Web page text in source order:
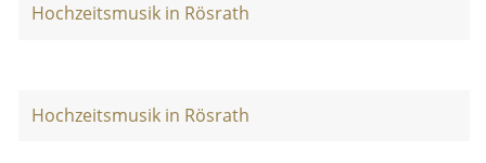
Hochzeitsmusik in Rösrath
Hochzeitsmusik in Rösrath